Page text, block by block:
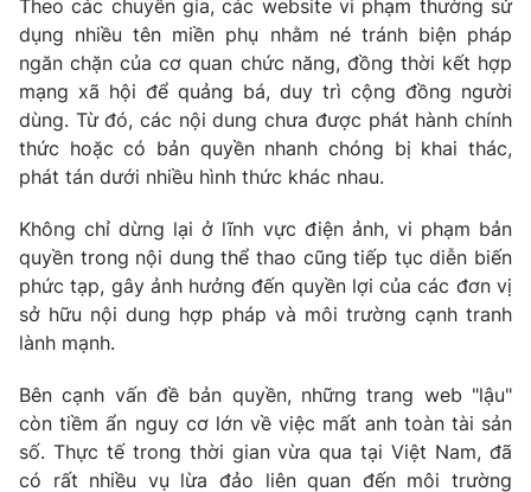
Photo Infographic
Video Shorts video
VTV Money VTV Thể thao
VTV Sức khoẻ Bất động sản
Thị trường 24h Tấm lòng Việt
VTV4 Vươn mình bằng AI
VTV9 VTV8
Theo các chuyên gia, các website vi phạm thường sử
dụng nhiều tên miền phụ nhằm né tránh biện pháp
ngăn chặn của cơ quan chức năng, đồng thời kết hợp
mạng xã hội để quảng bá, duy trì cộng đồng người
dùng. Từ đó, các nội dung chưa được phát hành chính
thức hoặc có bản quyền nhanh chóng bị khai thác,
phát tán dưới nhiều hình thức khác nhau.
Không chỉ dừng lại ở lĩnh vực điện ảnh, vi phạm bản
quyền trong nội dung thể thao cũng tiếp tục diễn biến
phức tạp, gây ảnh hưởng đến quyền lợi của các đơn vị
sở hữu nội dung hợp pháp và môi trường cạnh tranh
lành mạnh.
Bên cạnh vấn đề bản quyền, những trang web "lậu"
còn tiềm ẩn nguy cơ lớn về việc mất anh toàn tài sản
số. Thực tế trong thời gian vừa qua tại Việt Nam, đã
có rất nhiều vụ lừa đảo liên quan đến môi trường